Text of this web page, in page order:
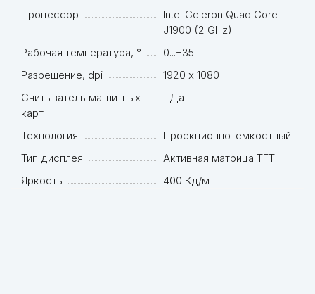
Процессор
Intel Celeron Quad Core
J1900 (2 GHz)
Рабочая температура, °
0...+35
Разрешение, dpi
1920 х 1080
Считыватель магнитных
карт
Да
Технология
Проекционно-емкостный
Тип дисплея
Активная матрица TFT
Яркость
400 Кд/м